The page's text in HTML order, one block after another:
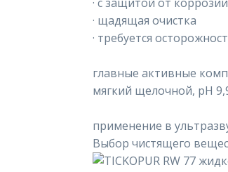
· щадящая очистка
· требуется
главные активные
мягкий щелочной, pH
применение в
Выбор чистящего